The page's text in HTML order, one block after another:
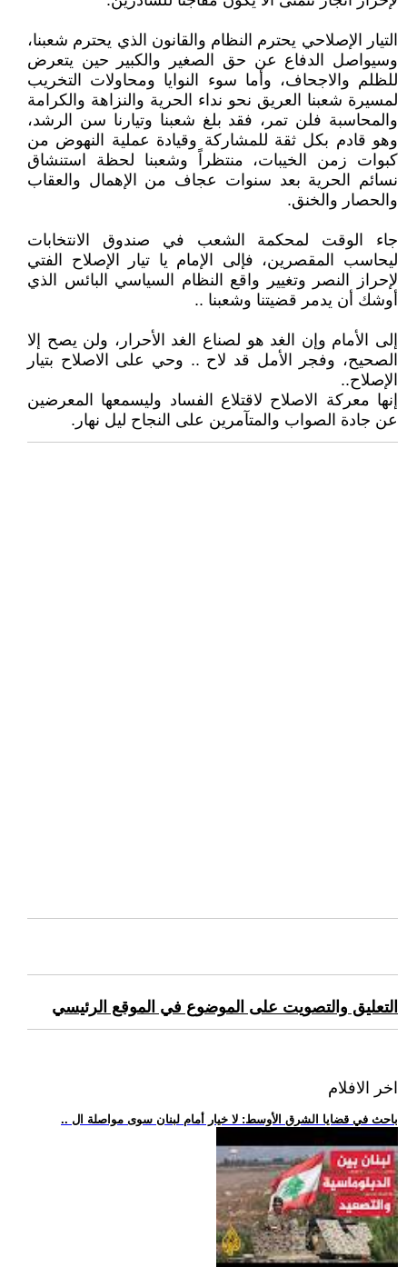
التيار الإصلاحي يحترم النظام والقانون الذي يحترم شعبنا،
وسيواصل الدفاع عن حق الصغير والكبير حين يتعرض
للظلم والاجحاف، وأما سوء النوايا ومحاولات التخريب
لمسيرة شعبنا العريق نحو نداء الحرية والنزاهة والكرامة
والمحاسبة فلن تمر، فقد بلغ شعبنا وتيارنا سن الرشد،
وهو قادم بكل ثقة للمشاركة وقيادة عملية النهوض من
كبوات زمن الخيبات، منتظراً وشعبنا لحظة استنشاق
نسائم الحرية بعد سنوات عجاف من الإهمال والعقاب
والحصار والخنق.
جاء الوقت لمحكمة الشعب في صندوق الانتخابات
ليحاسب المقصرين، فإلى الإمام يا تيار الإصلاح الفتي
لإحراز النصر وتغيير واقع النظام السياسي البائس الذي
أوشك أن يدمر قضيتنا وشعبنا ..
إلى الأمام وإن الغد هو لصناع الغد الأحرار، ولن يصح إلا
الصحيح، وفجر الأمل قد لاح .. وحي على الاصلاح بتيار
الإصلاح..
إنها معركة الاصلاح لاقتلاع الفساد وليسمعها المعرضين
عن جادة الصواب والمتآمرين على النجاح ليل نهار.
التعليق والتصويت على الموضوع في الموقع الرئيسي
اخر الافلام
.. باحث في قضايا الشرق الأوسط: لا خيار أمام لبنان سوى مواصلة ال